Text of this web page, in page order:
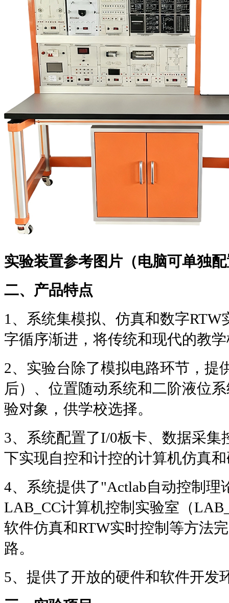
实验装置参考图片（电脑可单独
二、产品特点
1 、系统集模拟、仿真和数字RTW
字循序渐进，将传统和现代的教
2、实验台除了模拟电路环节，提
后）、位置随动系统和二阶液位
验对象，供学校选择。
3、系统配置了I/0板卡、数据采集
下实现自控和计控的计算机仿真
4、系统提供了"Actlab自动控制理
LAB_CC计算机控制实验室（
软件仿真和RTW实时控制等方法
路。
5、提供了开放的硬件和软件开发